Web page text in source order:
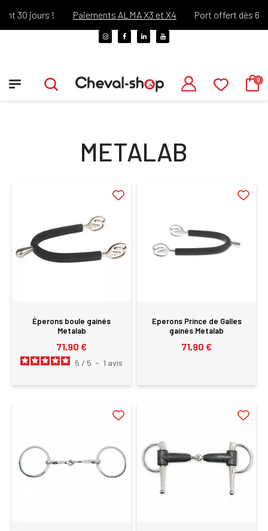
30 jours ! Paiements ALMA X3 et X4 Port offert dès
METALAB
Éperons boule gainés
Metalab
71,90 €
5 / 5 - 1 avis
Eperons Prince de Galles
gainés Metalab
71,90 €